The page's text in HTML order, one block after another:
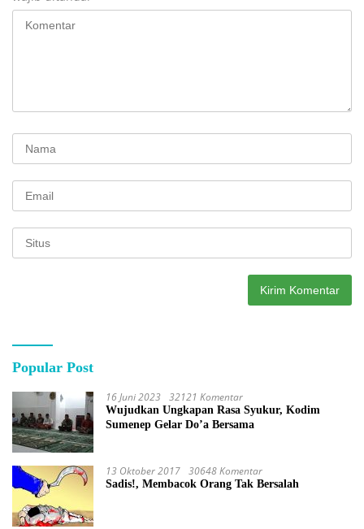
Popular Post
16 Juni 2023 32121 Komentar
Wujudkan Ungkapan Rasa Syukur, Kodim
Sumenep Gelar Do’a Bersama
13 Oktober 2017 30648 Komentar
Sadis!, Membacok Orang Tak Bersalah